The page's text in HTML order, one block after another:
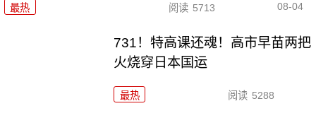
最热 阅读 5713 08-04
731！特高课还魂！高市早苗两把
火烧穿日本国运
最热 阅读 5288